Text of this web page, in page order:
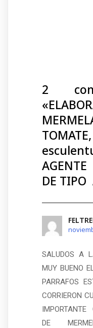
2
«
DE
SALUDOS A
MUY BUENO
PARRAFOS
CORRIERON
IMPORTANTE
DE